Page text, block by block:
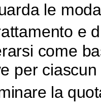
le
e
come
per
la